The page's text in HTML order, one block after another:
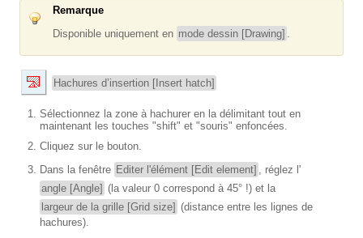
Remarque
Disponible uniquement en mode dessin [Drawing] .
Hachures d’insertion [Insert hatch]
Sélectionnez la zone à hachurer en la délimitant tout en
maintenant les touches "shift" et "souris" enfoncées.
Cliquez sur le bouton.
Dans la fenêtre Editer l'élément [Edit element] , réglez l'
angle [Angle] (la valeur 0 correspond à 45° !) et la
largeur de la grille [Grid size] (distance entre les lignes de
hachures).